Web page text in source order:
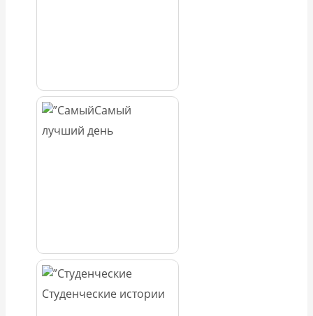
Самый
лучший день
Студенческие истории